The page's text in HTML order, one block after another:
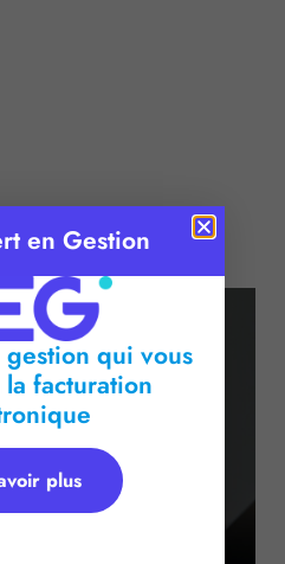
:9 juin 2026
:
en Gestion
qui vous
facturation
plus